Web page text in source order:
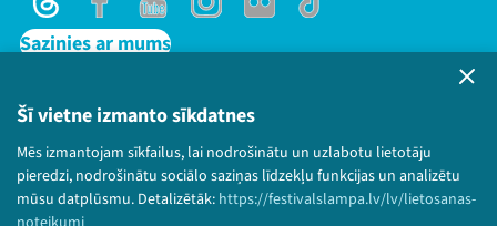
Šī vietne izmanto sīkdatnes
Mēs izmantojam sīkfailus, lai nodrošinātu un uzlabotu lietotāju
pieredzi, nodrošinātu sociālo saziņas līdzekļu funkcijas un analizētu
mūsu datplūsmu. Detalizētāk: https://festivalslampa.lv/lv/lietosanas-
ThreadsFacebookYoutubeInstagram
Flick TikTok
Sazinies ar mums
Lietošanas noteikumi un sīkdatņu politika
Bērnu aizsardzības politika
© 2026 Sarunu festivāls LAMPA Visas tiesības
paturētas.